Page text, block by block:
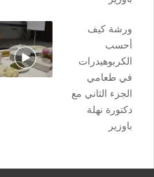
ورشة كيف
أحسب
الكربوهيدرات
في طعامي
الجزء الثاني مع
دكتورة نهلة
باوزير